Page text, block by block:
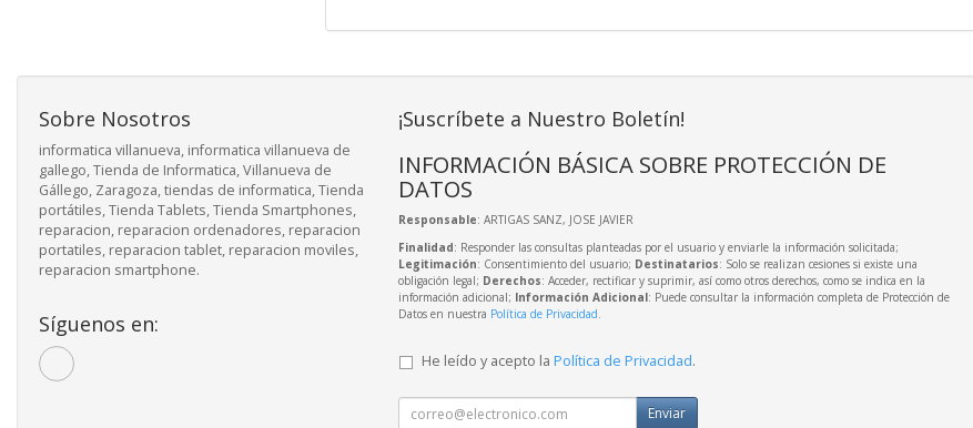
Sobre Nosotros
informatica villanueva, informatica villanueva de
gallego, Tienda de Informatica, Villanueva de
Gállego, Zaragoza, tiendas de informatica, Tienda
portátiles, Tienda Tablets, Tienda Smartphones,
reparacion, reparacion ordenadores, reparacion
portatiles, reparacion tablet, reparacion moviles,
reparacion smartphone.
Síguenos en:
¡Suscríbete a Nuestro Boletín!
INFORMACIÓN BÁSICA SOBRE PROTECCIÓN DE
DATOS
Responsable: ARTIGAS SANZ, JOSE JAVIER
Finalidad: Responder las consultas planteadas por el usuario y enviarle la información solicitada;
Legitimación: Consentimiento del usuario; Destinatarios: Solo se realizan cesiones si existe una
obligación legal; Derechos: Acceder, rectificar y suprimir, así como otros derechos, como se indica en la
información adicional; Información Adicional: Puede consultar la información completa de Protección de
Datos en nuestra Política de Privacidad.
He leído y acepto la Política de Privacidad.
Enviar